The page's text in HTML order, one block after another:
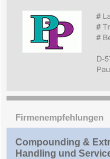
Firmenempfehlungen
Compounding &
Handling und